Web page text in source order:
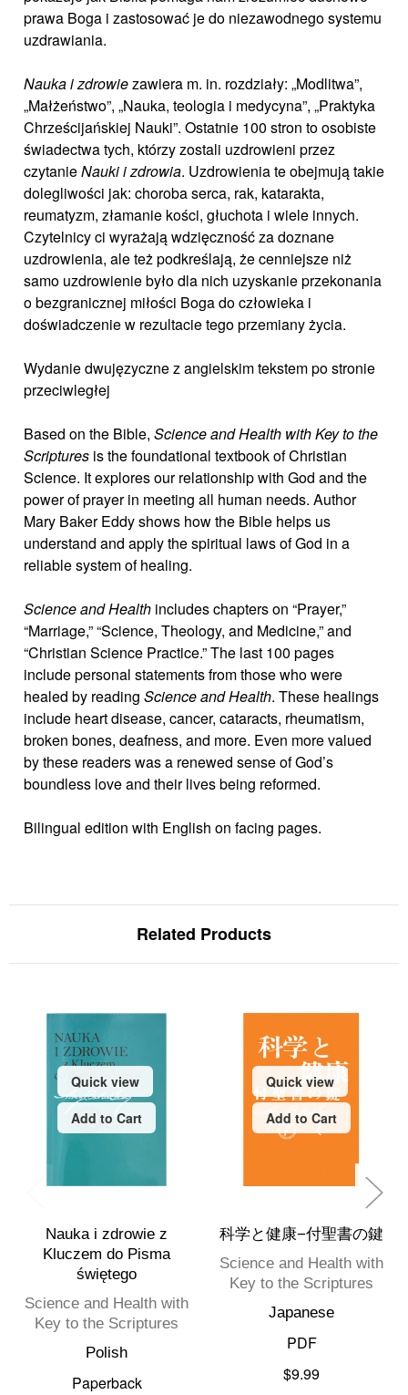
prawa Boga i zastosować je do niezawodnego systemu
uzdrawiania.
Nauka i zdrowiezawiera m. in. rozdziały: „Modlitwa”,
„Małżeństwo”, „Nauka, teologia i medycyna”, „Praktyka
Chrześcijańskiej Nauki”. Ostatnie 100 stron to osobiste
świadectwa tych, którzy zostali uzdrowieni przez
czytanieNauki i zdrowia. Uzdrowienia te obejmują takie
dolegliwości jak: choroba serca, rak, katarakta,
reumatyzm, złamanie kości, głuchota i wiele innych.
Czytelnicy ci wyrażają wdzięczność za doznane
uzdrowienia, ale też podkreślają, że cenniejsze niż
samo uzdrowienie było dla nich uzyskanie przekonania
o bezgranicznej miłości Boga do człowieka i
doświadczenie w rezultacie tego przemiany życia.
Wydanie dwujęzyczne z angielskim tekstem po stronie
przeciwległej
Based on the Bible, Science and Health with Key to the
Scriptures is the foundational textbook of Christian
Science. It explores our relationship with God and the
power of prayer in meeting all human needs. Author
Mary Baker Eddy shows how the Bible helps us
understand and apply the spiritual laws of God in a
reliable system of healing.
Science and Health includes chapters on “Prayer,”
“Marriage,” “Science, Theology, and Medicine,” and
“Christian Science Practice.” The last 100 pages
include personal statements from those who were
healed by reading Science and Health. These healings
include heart disease, cancer, cataracts, rheumatism,
broken bones, deafness, and more. Even more valued
by these readers was a renewed sense of God’s
boundless love and their lives being reformed.
Bilingual edition with English on facing pages.
Related Products
Quick view
Add to Cart
Nauka i zdrowie z
Kluczem do Pisma
świętego
Science and Health with
Key to the Scriptures
Polish
Paperback
Quick view
Add to Cart
科学と健康−付聖書の鍵
Science and Health with
Key to the Scriptures
Japanese
PDF
$9.99